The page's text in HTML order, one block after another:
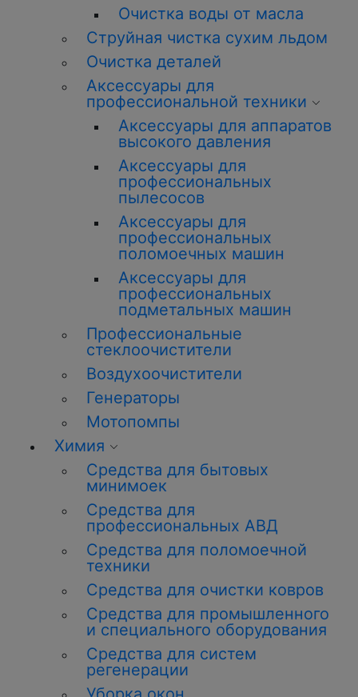
Очистка воды от масла
Струйная чистка сухим льдом
Очистка деталей
Аксессуары для
профессиональной техники
Аксессуары для аппаратов
высокого давления
Аксессуары для
профессиональных
пылесосов
Аксессуары для
профессиональных
поломоечных машин
Аксессуары для
профессиональных
подметальных машин
Профессиональные
стеклоочистители
Воздухоочистители
Генераторы
Мотопомпы
Химия
Средства для бытовых
минимоек
Средства для
профессиональных АВД
Средства для поломоечной
техники
Средства для очистки ковров
Средства для промышленного
и специального оборудования
Средства для систем
регенерации